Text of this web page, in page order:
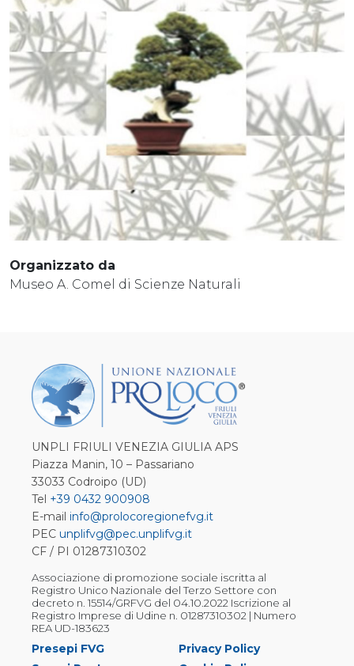
Organizzato da
Museo A. Comel di Scienze Naturali
UNPLI FRIULI VENEZIA GIULIA APS
Piazza Manin, 10 – Passariano
33033 Codroipo (UD)
Tel +39 0432 900908
E-mail info@prolocoregionefvg.it
PEC unplifvg@pec.unplifvg.it
CF / PI 01287310302
Associazione di promozione sociale iscritta al
Registro Unico Nazionale del Terzo Settore con
decreto n. 15514/GRFVG del 04.10.2022 Iscrizione al
Registro Imprese di Udine n. 01287310302 | Numero
REA UD-183623
Presepi FVG
Privacy Policy